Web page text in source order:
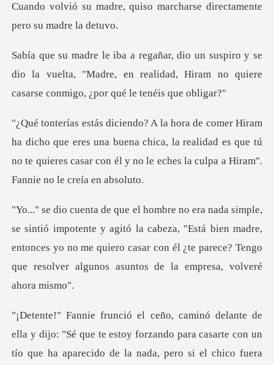
iso marcharse directamente
y se
dio la vuelta, "Madre, en realidad, Hiram no qu
e eres una buena chica, la realidad es que tú
no te quieres casar co
y agitó la cabeza, "Está bien madre,
entonces yo no me quiero casar con él ¿te